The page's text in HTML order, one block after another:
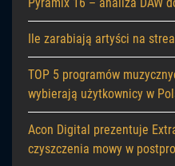
Ile zarabiają artyści na
TOP 5 programów
wybierają użytkownicy w
Acon Digital prezentuje
czyszczenia mowy w